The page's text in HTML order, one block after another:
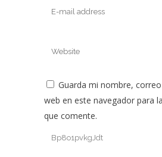
Guarda mi nombre,
web en este navegador para
que comente.